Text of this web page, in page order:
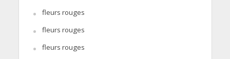
fleurs rouges
fleurs rouges
fleurs rouges